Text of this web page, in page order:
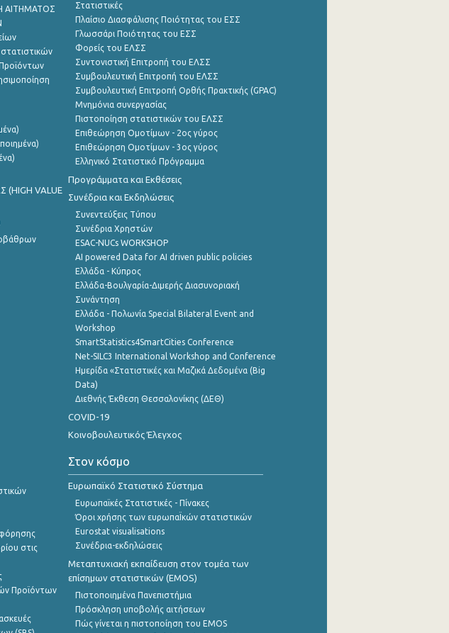
ΑΙΤΗΜΑΤΟΣ
VALUE
στις
Προϊόντων
Στατιστικές
Πλαίσιο Διασφάλισης Ποιότητας του ΕΣΣ
Γλωσσάρι Ποιότητας του ΕΣΣ
Φορείς του ΕΛΣΣ
Συντονιστική Επιτροπή του ΕΛΣΣ
Συμβουλευτική Επιτροπή του ΕΛΣΣ
Συμβουλευτική Επιτροπή Ορθής Πρακτικής (GPAC)
Μνημόνια συνεργασίας
Πιστοποίηση στατιστικών του ΕΛΣΣ
Επιθεώρηση Ομοτίμων - 2ος γύρος
Επιθεώρηση Ομοτίμων - 3ος γύρος
Ελληνικό Στατιστικό Πρόγραμμα
Προγράμματα και Εκθέσεις
Συνέδρια και Εκδηλώσεις
Συνεντεύξεις Τύπου
Συνέδρια Χρηστών
ESAC-NUCs WORKSHOP
AI powered Data for AI driven public policies
Ελλάδα - Κύπρος
Ελλάδα-Βουλγαρία-Διμερής Διασυνοριακή
Συνάντηση
Ελλάδα - Πολωνία Special Bilateral Event and
Workshop
SmartStatistics4SmartCities Conference
Net-SILC3 International Workshop and Conference
Ημερίδα «Στατιστικές και Μαζικά Δεδομένα (Big
Data)
Διεθνής Έκθεση Θεσσαλονίκης (ΔΕΘ)
COVID-19
Κοινοβουλευτικός Έλεγχος
Στον κόσμο
Ευρωπαϊκό Στατιστικό Σύστημα
Ευρωπαϊκές Στατιστικές - Πίνακες
Όροι χρήσης των ευρωπαΪκών στατιστικών
Eurostat visualisations
Συνέδρια-εκδηλώσεις
Μεταπτυχιακή εκπαίδευση στον τομέα των
επίσημων στατιστικών (EMOS)
Πιστοποιημένα Πανεπιστήμια
Πρόσκληση υποβολής αιτήσεων
Πώς γίνεται η πιστοποίηση του EMOS